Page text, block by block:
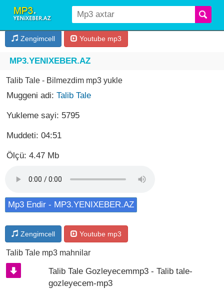
Zengimcell Youtube mp3
MP3.YENIXEBER.AZ
Talib Tale - Bilmezdim mp3 yukle
Muggeni adi: Talib Tale
Yukleme sayi: 5795
Muddeti: 04:51
Ölçü: 4.47 Mb
Mp3 Endir - MP3.YENIXEBER.AZ
Zengimcell Youtube mp3
Talib Tale mp3 mahnilar
Talib Tale Gozleyecemmp3 - Talib tale-
gozleyecem-mp3